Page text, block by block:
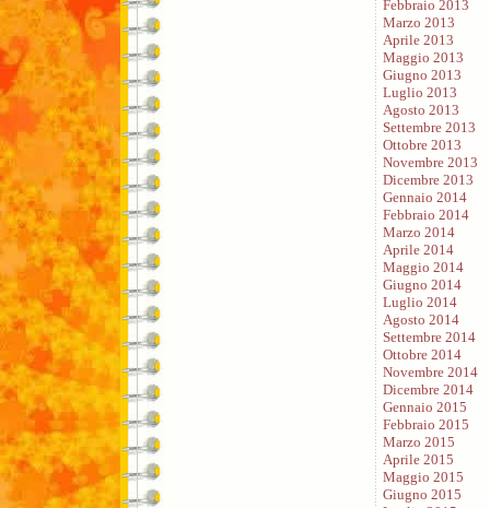
Febbraio 2013
Marzo 2013
Aprile 2013
Maggio 2013
Giugno 2013
Luglio 2013
Agosto 2013
Settembre 2013
Ottobre 2013
Novembre 2013
Dicembre 2013
Gennaio 2014
Febbraio 2014
Marzo 2014
Aprile 2014
Maggio 2014
Giugno 2014
Luglio 2014
Agosto 2014
Settembre 2014
Ottobre 2014
Novembre 2014
Dicembre 2014
Gennaio 2015
Febbraio 2015
Marzo 2015
Aprile 2015
Maggio 2015
Giugno 2015